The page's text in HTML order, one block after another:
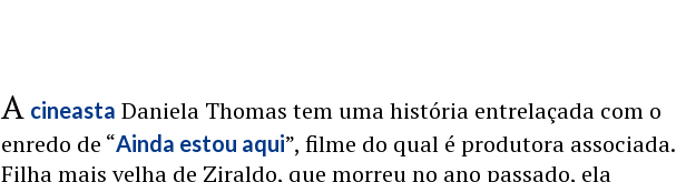
A cineasta Daniela Thomas tem uma história entrelaçada com o
enredo de “Ainda estou aqui”, filme do qual é produtora associada.
Filha mais velha de Ziraldo, que morreu no ano passado, ela